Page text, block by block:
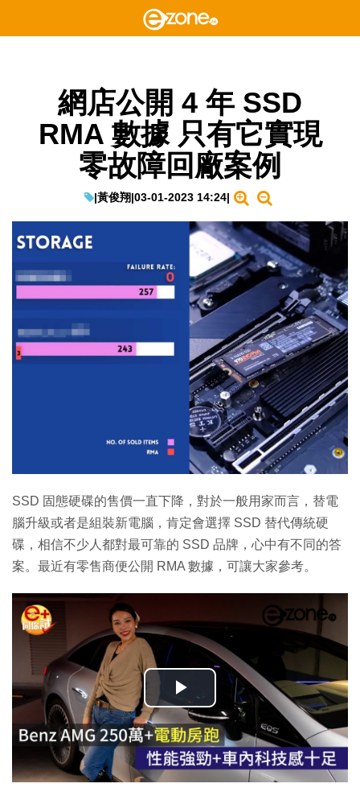
網店公開 4 年 SSD
RMA 數據 只有它實現
零故障回廠案例
|黃俊翔|03-01-2023 14:24|
SSD 固態硬碟的售價一直下降，對於一般用家而言，替電
腦升級或者是組裝新電腦，肯定會選擇 SSD 替代傳統硬
碟，相信不少人都對最可靠的 SSD 品牌，心中有不同的答
案。最近有零售商便公開 RMA 數據，可讓大家參考。
播
放
影